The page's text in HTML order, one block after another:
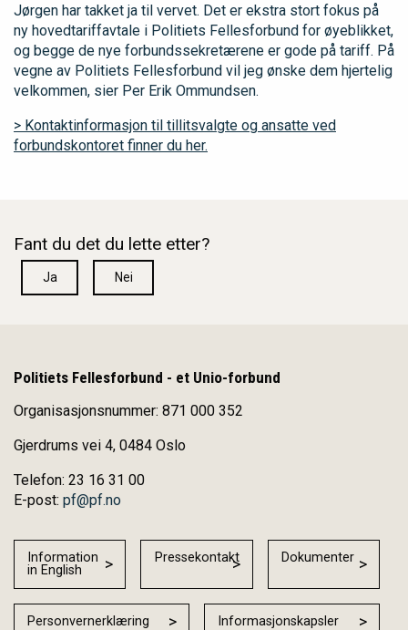
Jørgen har takket ja til vervet. Det er ekstra stort fokus på
ny hovedtariffavtale i Politiets Fellesforbund for øyeblikket,
og begge de nye forbundssekretærene er gode på tariff. På
vegne av Politiets Fellesforbund vil jeg ønske dem hjertelig
velkommen, sier Per Erik Ommundsen.
> Kontaktinformasjon til tillitsvalgte og ansatte ved
forbundskontoret finner du her.
Fant du det du lette etter?
Ja Nei
Politiets Fellesforbund - et Unio-forbund
Organisasjonsnummer: 871 000 352
Gjerdrums vei 4, 0484 Oslo
Telefon: 23 16 31 00
E-post: pf@pf.no
Information
in English
Pressekontakt Dokumenter
Personvernerklæring Informasjonskapsler